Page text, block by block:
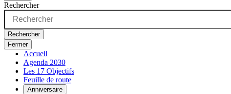
Rechercher
Rechercher
Fermer
Accueil
Agenda 2030
Les 17 Objectifs
Feuille de route
Anniversaire